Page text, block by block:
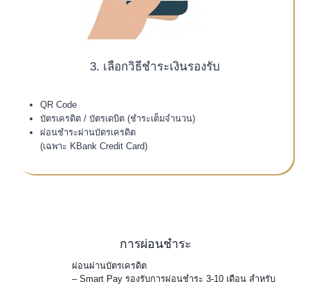
3. เลือกวิธีชำระเงินรองรับ
QR Code
บัตรเครดิต / บัตรเดบิต (ชำระเต็มจำนวน)
ผ่อนชำระผ่านบัตรเครดิต
(เฉพาะ KBank Credit Card)
การผ่อนชำระ
ผ่อนผ่านบัตรเครดิต
– Smart Pay รองรับการผ่อนชำระ 3-10 เดือน สำหรับ